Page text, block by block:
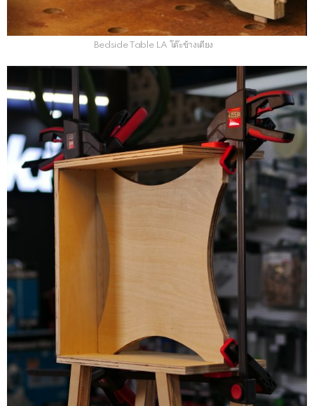
Bedside Table LA โต๊ะข้างเตียง